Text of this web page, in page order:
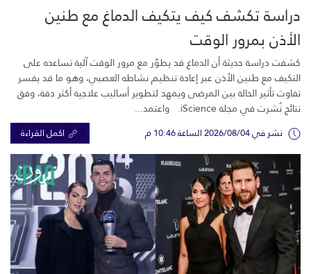
دراسة تكشف كيف يتكيف الدماغ مع طنين
الأذن بمرور الوقت
كشفت دراسة حديثة أن الدماغ قد يطوّر مع مرور الوقت آلية تساعده على
التكيف مع طنين الأذن عبر إعادة تنظيم نشاطه العصبي، وهو ما قد يفسر
تفاوت تأثير الحالة بين المرضى ويمهد لتطوير أساليب علاجية أكثر دقة، وفق
نتائج نُشرت في مجلة iScience. واعتمد...
نشر في 2026/08/04 الساعة 10:46 م اكمل القراءة